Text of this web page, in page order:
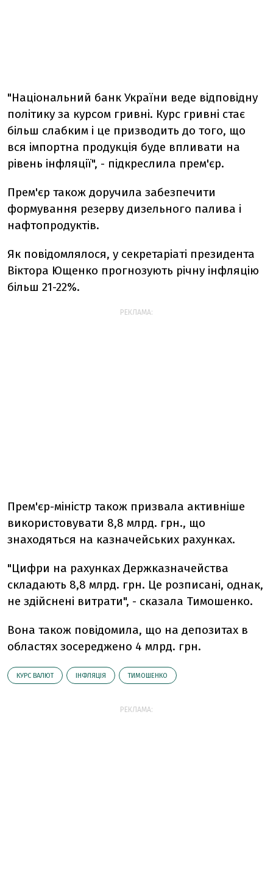
"Національний банк України веде відповідну
політику за курсом гривні. Курс гривні стає
більш слабким і це призводить до того, що
вся імпортна продукція буде впливати на
рівень інфляції", - підкреслила прем'єр.
Прем'єр також доручила забезпечити
формування резерву дизельного палива і
нафтопродуктів.
Як повідомлялося, у секретаріаті президента
Віктора Ющенко прогнозують річну інфляцію
більш 21-22%.
РЕКЛАМА:
Прем'єр-міністр також призвала активніше
використовувати 8,8 млрд. грн., що
знаходяться на казначейських рахунках.
"Цифри на рахунках Держказначейства
складають 8,8 млрд. грн. Це розписані, однак,
не здійснені витрати", - сказала Тимошенко.
Вона також повідомила, що на депозитах в
областях зосереджено 4 млрд. грн.
КУРС ВАЛЮТ ІНФЛЯЦІЯ ТИМОШЕНКО
РЕКЛАМА: